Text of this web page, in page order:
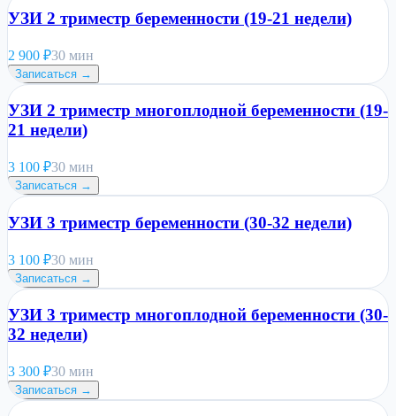
УЗИ 2 триместр беременности (19-21 недели)
2 900 ₽30 мин
Записаться →
УЗИ 2 триместр многоплодной беременности (19-
21 недели)
3 100 ₽30 мин
Записаться →
УЗИ 3 триместр беременности (30-32 недели)
3 100 ₽30 мин
Записаться →
УЗИ 3 триместр многоплодной беременности (30-
32 недели)
3 300 ₽30 мин
Записаться →